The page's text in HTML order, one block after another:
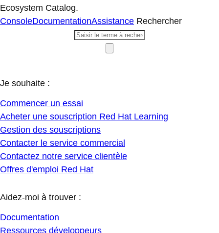
Ecosystem Catalog.
ConsoleDocumentationAssistance Rechercher
Je souhaite :
Commencer un essai
Acheter une souscription Red Hat Learning
Gestion des souscriptions
Contacter le service commercial
Contactez notre service clientèle
Offres d'emploi Red Hat
Aidez-moi à trouver :
Documentation
Ressources développeurs